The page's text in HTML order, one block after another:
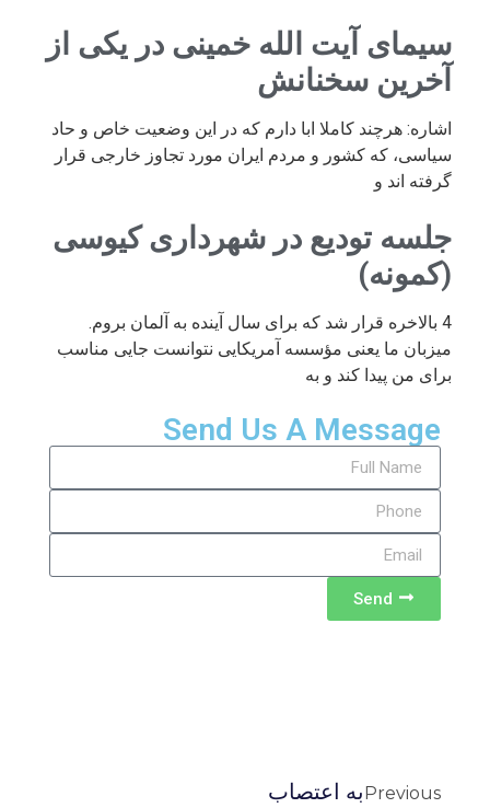
سیمای آیت الله خمینی در یکی از
آخرین سخنانش
اشاره: هرچند کاملا ابا دارم که در این وضعیت خاص و حاد
سیاسی، که کشور و مردم ایران مورد تجاوز خارجی قرار
گرفته اند و
جلسه تودیع در شهرداری کیوسی
(کمونه)
4 بالاخره قرار شد که برای سال آینده به آلمان بروم.
میزبان ما یعنی مؤسسه آمریکایی نتوانست جایی مناسب
برای من پیدا کند و به
Send Us A Message
Send
Previousبه اعتصاب